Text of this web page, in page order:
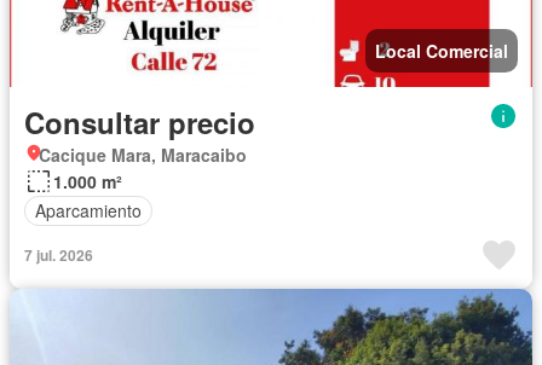
Local Comercial
Consultar precio
Cacique Mara, Maracaibo
1.000 m²
Aparcamiento
7 jul. 2026